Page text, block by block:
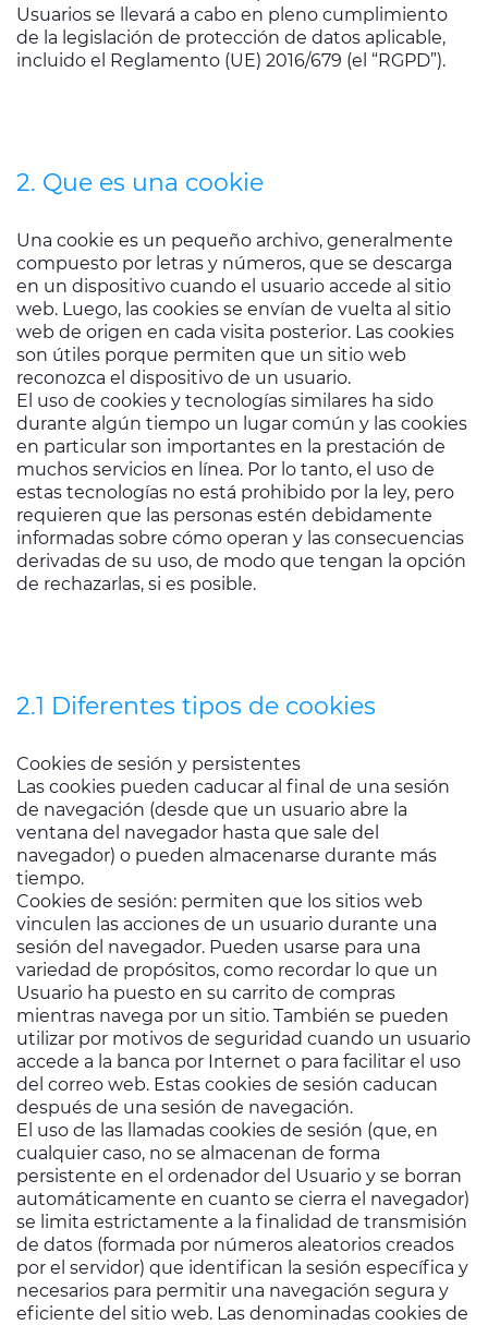
Usuarios se llevará a cabo en pleno cumplimiento
de la legislación de protección de datos aplicable,
incluido el Reglamento (UE) 2016/679 (el “RGPD”).
2. Que es una cookie
Una cookie es un pequeño archivo, generalmente
compuesto por letras y números, que se descarga
en un dispositivo cuando el usuario accede al sitio
web. Luego, las cookies se envían de vuelta al sitio
web de origen en cada visita posterior. Las cookies
son útiles porque permiten que un sitio web
reconozca el dispositivo de un usuario.
El uso de cookies y tecnologías similares ha sido
durante algún tiempo un lugar común y las cookies
en particular son importantes en la prestación de
muchos servicios en línea. Por lo tanto, el uso de
estas tecnologías no está prohibido por la ley, pero
requieren que las personas estén debidamente
informadas sobre cómo operan y las consecuencias
derivadas de su uso, de modo que tengan la opción
de rechazarlas, si es posible.
2.1 Diferentes tipos de cookies
Cookies de sesión y persistentes
Las cookies pueden caducar al final de una sesión
de navegación (desde que un usuario abre la
ventana del navegador hasta que sale del
navegador) o pueden almacenarse durante más
tiempo.
Cookies de sesión: permiten que los sitios web
vinculen las acciones de un usuario durante una
sesión del navegador. Pueden usarse para una
variedad de propósitos, como recordar lo que un
Usuario ha puesto en su carrito de compras
mientras navega por un sitio. También se pueden
utilizar por motivos de seguridad cuando un usuario
accede a la banca por Internet o para facilitar el uso
del correo web. Estas cookies de sesión caducan
después de una sesión de navegación.
El uso de las llamadas cookies de sesión (que, en
cualquier caso, no se almacenan de forma
persistente en el ordenador del Usuario y se borran
automáticamente en cuanto se cierra el navegador)
se limita estrictamente a la finalidad de transmisión
de datos (formada por números aleatorios creados
por el servidor) que identifican la sesión específica y
necesarios para permitir una navegación segura y
eficiente del sitio web. Las denominadas cookies de